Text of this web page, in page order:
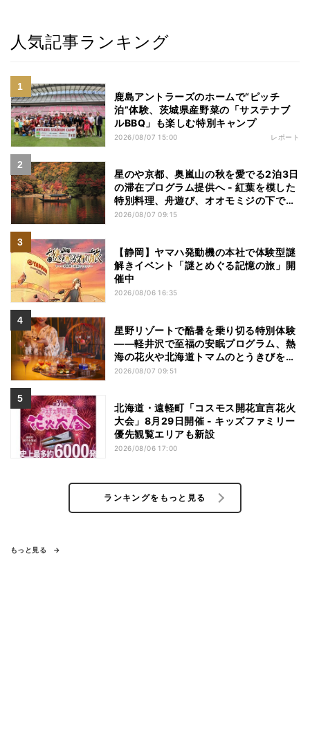
人気記事ランキング
鹿島アントラーズのホームで“ピッチ
泊”体験、茨城県産野菜の「サステナブ
ルBBQ」も楽しむ特別キャンプ
2026/08/07 15:00 レポート
星のや京都、奥嵐山の秋を愛でる2泊3日
の滞在プログラム提供へ - 紅葉を模した
特別料理、舟遊び、オオモミジの下でお
こなう深呼吸など
2026/08/07 09:15
【静岡】ヤマハ発動機の本社で体験型謎
解きイベント「謎とめぐる記憶の旅」開
催中
2026/08/06 16:35
星野リゾートで酷暑を乗り切る特別体験
——軽井沢で至福の安眠プログラム、熱
海の花火や北海道トマムのとうきびを主
役にしたアフタヌーンティー
2026/08/07 09:51
北海道・遠軽町「コスモス開花宣言花火
大会」8月29日開催 - キッズファミリー
優先観覧エリアも新設
2026/08/06 17:00
ランキングをもっと見る
もっと見る